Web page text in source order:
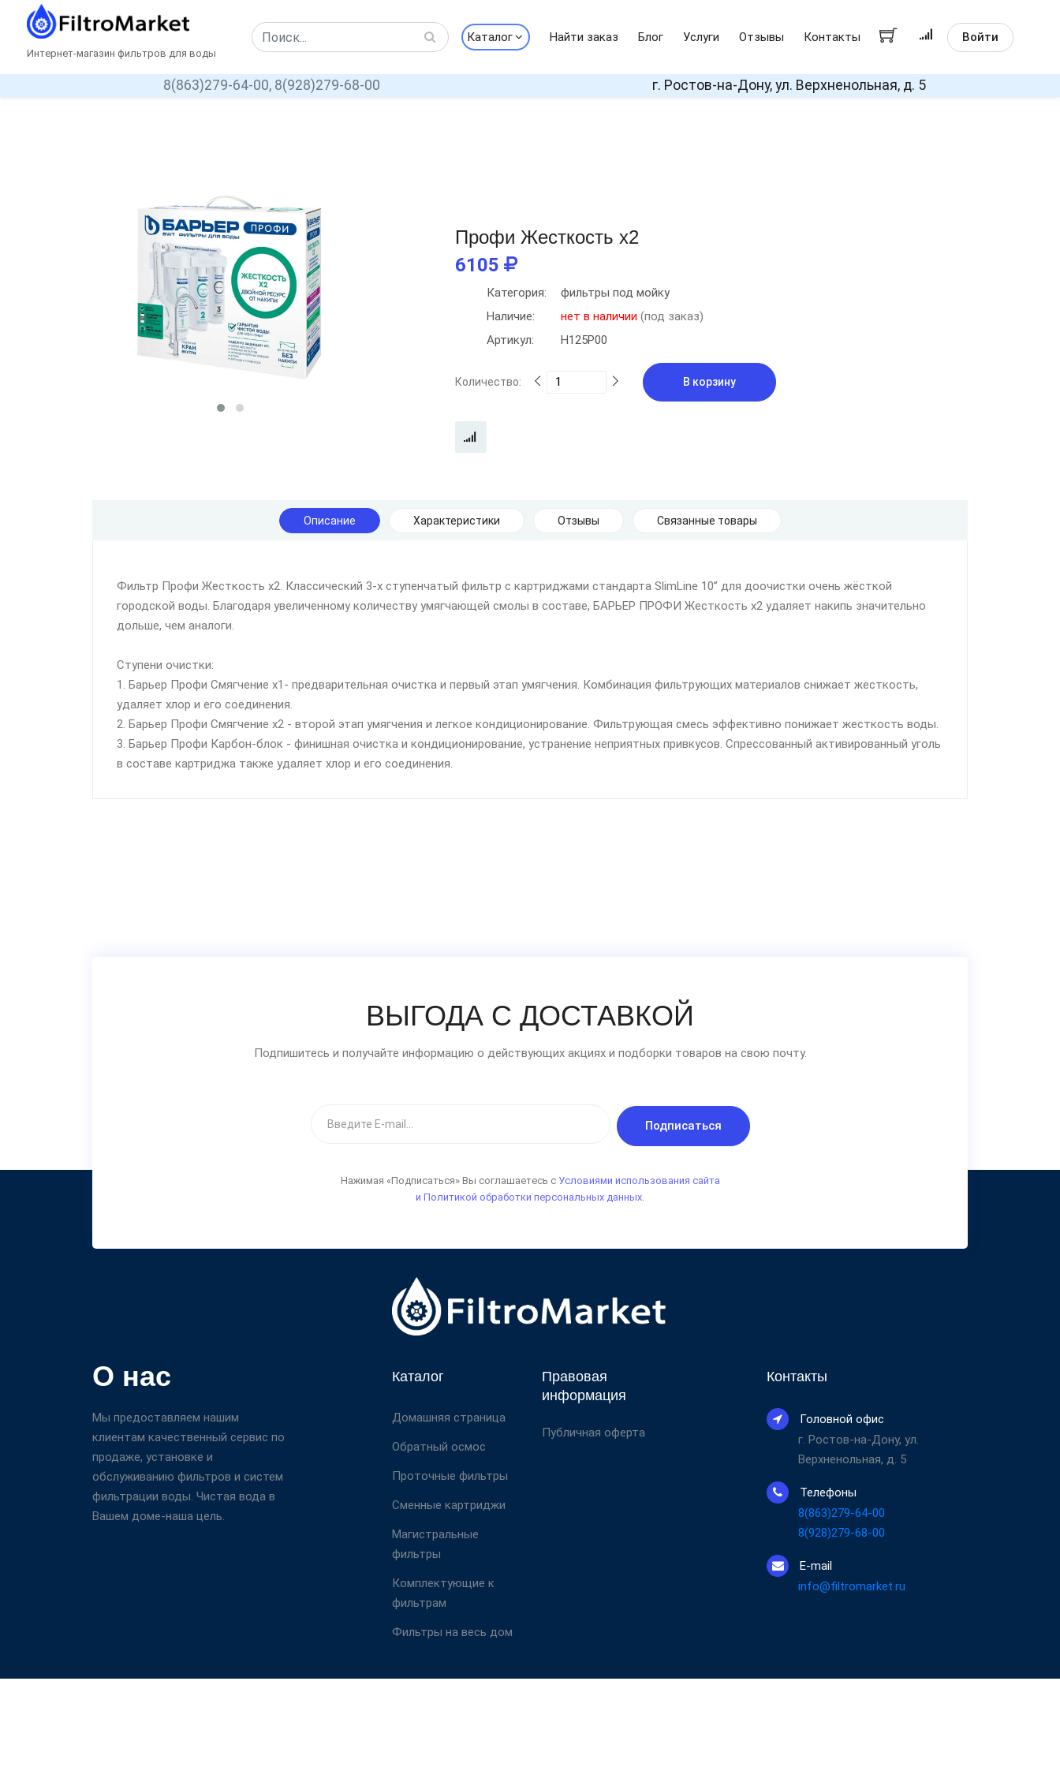
Интернет-магазин фильтров для воды
Каталог Найти заказ Блог Услуги Отзывы Контакты Войти
8(863)279-64-00, 8(928)279-68-00 г. Ростов-на-Дону, ул. Верхненольная, д. 5
Профи Жесткость х2
6105
Категория:
фильтры под мойку
Наличие:
нет в наличии (под заказ)
Артикул:
Н125Р00
Количество: В корзину
Описание Характеристики Отзывы Связанные товары
Фильтр Профи Жесткость х2. Классический 3-х ступенчатый фильтр с картриджами стандарта SlimLine 10’’ для доочистки очень жёсткой
городской воды. Благодаря увеличенному количеству умягчающей смолы в составе, БАРЬЕР ПРОФИ Жесткость х2 удаляет накипь значительно
дольше, чем аналоги.
Ступени очистки:
1. Барьер Профи Смягчение х1- предварительная очистка и первый этап умягчения. Комбинация фильтрующих материалов снижает жесткость,
удаляет хлор и его соединения.
2. Барьер Профи Смягчение х2 - второй этап умягчения и легкое кондиционирование. Фильтрующая смесь эффективно понижает жесткость воды.
3. Барьер Профи Карбон-блок - финишная очистка и кондиционирование, устранение неприятных привкусов. Спрессованный активированный уголь
в составе картриджа также удаляет хлор и его соединения.
ВЫГОДА С ДОСТАВКОЙ
Подпишитесь и получайте информацию о действующих акциях и подборки товаров на свою почту.
Подписаться
Нажимая «Подписаться» Вы соглашаетесь с Условиями использования сайта
и Политикой обработки персональных данных.
О нас
Мы предоставляем нашим
клиентам качественный сервис по
продаже, установке и
обслуживанию фильтров и систем
фильтрации воды. Чистая вода в
Вашем доме-наша цель.
Каталог
Домашняя страница
Обратный осмос
Проточные фильтры
Сменные картриджи
Магистральные
фильтры
Комплектующие к
фильтрам
Фильтры на весь дом
Правовая
информация
Публичная оферта
Контакты
Головной офис
г. Ростов-на-Дону, ул.
Верхненольная, д. 5
Телефоны
8(863)279-64-00
8(928)279-68-00
E-mail
info@filtromarket.ru